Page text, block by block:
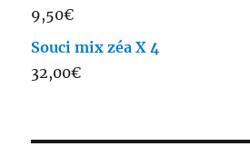
9,50€
Souci mix zéa X 4
32,00€